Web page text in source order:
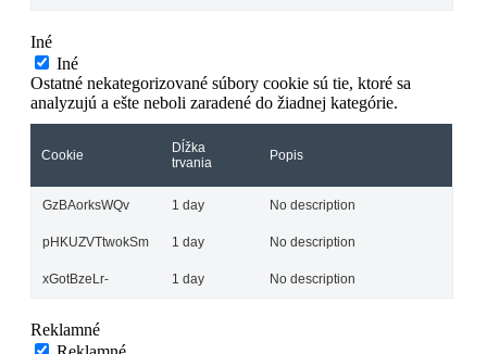
Iné
Iné
Ostatné nekategorizované súbory cookie sú tie, ktoré sa
analyzujú a ešte neboli zaradené do žiadnej kategórie.
Cookie
Dĺžka
trvania
Popis
GzBAorksWQv 1 day No description
pHKUZVTtwokSm 1 day No description
xGotBzeLr- 1 day No description
Reklamné